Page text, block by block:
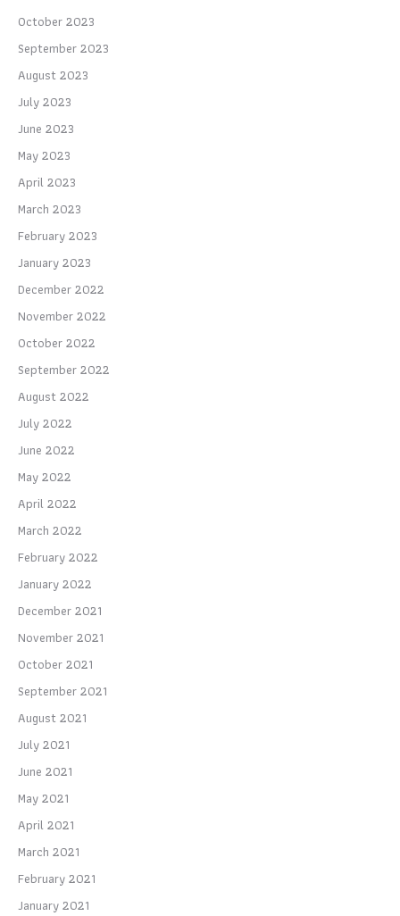
October 2023
September 2023
August 2023
July 2023
June 2023
May 2023
April 2023
March 2023
February 2023
January 2023
December 2022
November 2022
October 2022
September 2022
August 2022
July 2022
June 2022
May 2022
April 2022
March 2022
February 2022
January 2022
December 2021
November 2021
October 2021
September 2021
August 2021
July 2021
June 2021
May 2021
April 2021
March 2021
February 2021
January 2021